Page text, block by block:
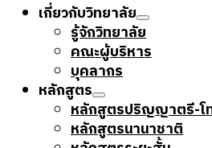
เกี่ยวกับวิทยาลัย
รู้จักวิทยาลัย
คณะผู้บริหาร
บุคลากร
หลักสูตร
หลักสูตรปริญญาตรี-โ
หลักสูตรนานาชาติ